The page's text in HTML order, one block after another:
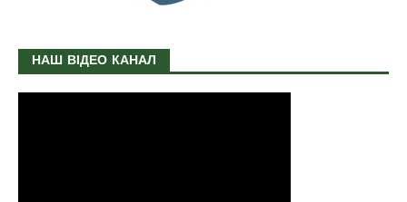
НАШ ВІДЕО КАНАЛ